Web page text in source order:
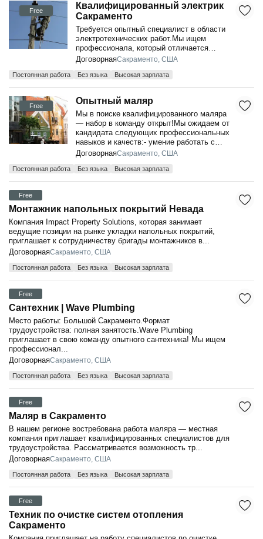
Free
Квалифицированный электрик
Сакраменто
Требуется опытный специалист в области
электротехнических работ.Мы ищем
профессионала, который отличается
высоким уровнем квалификации и
ДоговорнаяСакраменто, США
Постоянная работа Без языка Высокая зарплата
Free Опытный маляр
Мы в поиске квалифицированного маляра
— набор в команду открыт!Мы ожидаем от
кандидата следующих профессиональных
навыков и качеств:- умение работать с
про...
ДоговорнаяСакраменто, США
Постоянная работа Без языка Высокая зарплата
Free
Монтажник напольных покрытий Невада
Компания Impact Property Solutions, которая занимает
ведущие позиции на рынке укладки напольных покрытий,
приглашает к сотрудничеству бригады монтажников в...
ДоговорнаяСакраменто, США
Постоянная работа Без языка Высокая зарплата
Free
Сантехник | Wave Plumbing
Место работы: Большой Сакраменто.Формат
трудоустройства: полная занятость.Wave Plumbing
приглашает в свою команду опытного сантехника! Мы ищем
профессионал...
ДоговорнаяСакраменто, США
Постоянная работа Без языка Высокая зарплата
Free
Маляр в Сакраменто
В нашем регионе востребована работа маляра — местная
компания приглашает квалифицированных специалистов для
трудоустройства. Рассматривается возможность тр...
ДоговорнаяСакраменто, США
Постоянная работа Без языка Высокая зарплата
Free
Техник по очистке систем отопления
Сакраменто